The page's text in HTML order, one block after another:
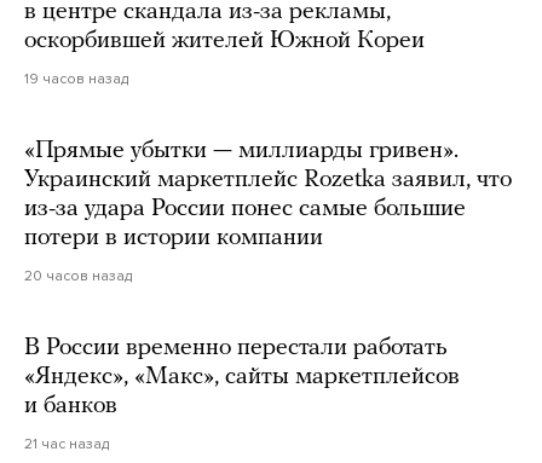
в центре скандала из-за рекламы,
оскорбившей жителей Южной Кореи
19 часов назад
«Прямые убытки — миллиарды гривен».
Украинский маркетплейс Rozetka заявил, что
из-за удара России понес самые большие
потери в истории компании
20 часов назад
В России временно перестали работать
«Яндекс», «Макс», сайты маркетплейсов
и банков
21 час назад